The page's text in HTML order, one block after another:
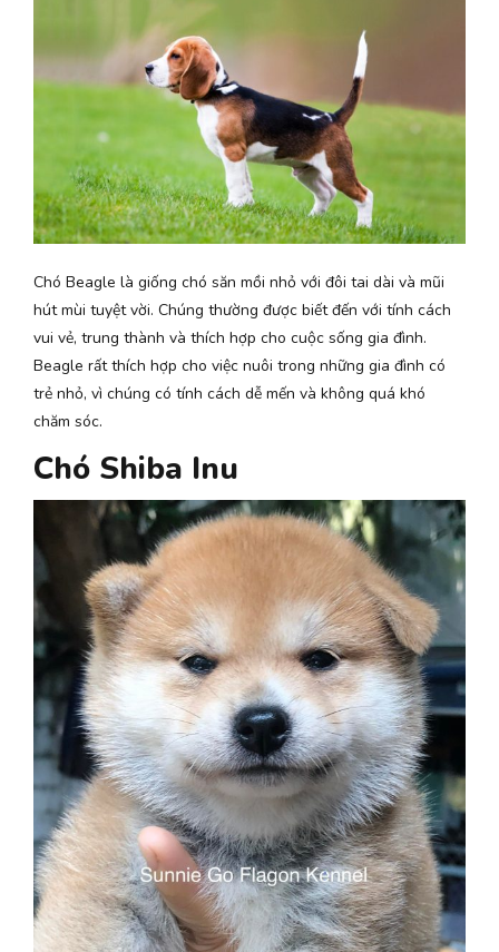
Chó Beagle là giống chó săn mồi nhỏ với đôi tai dài và mũi
hút mùi tuyệt vời. Chúng thường được biết đến với tính cách
vui vẻ, trung thành và thích hợp cho cuộc sống gia đình.
Beagle rất thích hợp cho việc nuôi trong những gia đình có
trẻ nhỏ, vì chúng có tính cách dễ mến và không quá khó
chăm sóc.
Chó Shiba Inu